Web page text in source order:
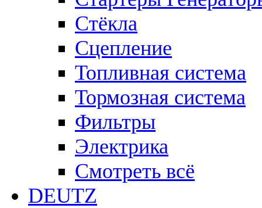
Стёкла
Сцепление
Топливная система
Тормозная система
Фильтры
Электрика
Смотреть всё
DEUTZ